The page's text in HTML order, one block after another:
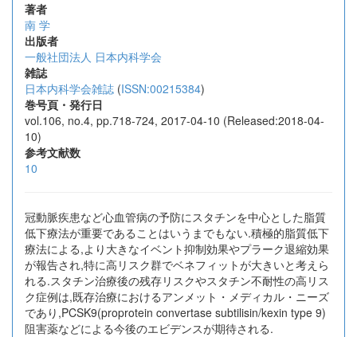
著者
南 学
出版者
一般社団法人 日本内科学会
雑誌
日本内科学会雑誌 (ISSN:00215384)
巻号頁・発行日
vol.106, no.4, pp.718-724, 2017-04-10 (Released:2018-04-
10)
参考文献数
10
冠動脈疾患など心血管病の予防にスタチンを中心とした脂質
低下療法が重要であることはいうまでもない.積極的脂質低下
療法による,より大きなイベント抑制効果やプラーク退縮効果
が報告され,特に高リスク群でベネフィットが大きいと考えら
れる.スタチン治療後の残存リスクやスタチン不耐性の高リス
ク症例は,既存治療におけるアンメット・メディカル・ニーズ
であり,PCSK9(proprotein convertase subtilisin/kexin type 9)
阻害薬などによる今後のエビデンスが期待される.